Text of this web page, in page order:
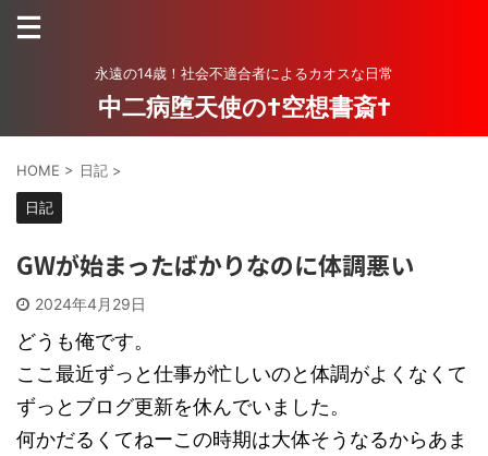
永遠の14歳！社会不適合者によるカオスな日常
中二病堕天使の†空想書斎†
HOME > 日記 >
日記
GWが始まったばかりなのに体調悪い
2024年4月29日
どうも俺です。
ここ最近ずっと仕事が忙しいのと体調がよくなくて
ずっとブログ更新を休んでいました。
何かだるくてねーこの時期は大体そうなるからあま